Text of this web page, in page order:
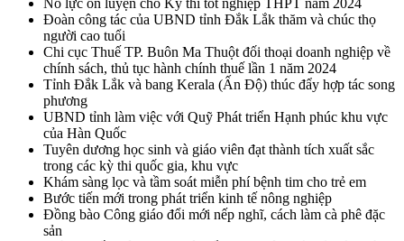
Nỗ lực ôn luyện cho Kỳ thi tốt nghiệp THPT năm 2024
Đoàn công tác của UBND tỉnh Đắk Lắk thăm và chúc thọ
người cao tuổi
Chi cục Thuế TP. Buôn Ma Thuột đối thoại doanh nghiệp về
chính sách, thủ tục hành chính thuế lần 1 năm 2024
Tỉnh Đắk Lắk và bang Kerala (Ấn Độ) thúc đẩy hợp tác song
phương
UBND tỉnh làm việc với Quỹ Phát triển Hạnh phúc khu vực
của Hàn Quốc
Tuyên dương học sinh và giáo viên đạt thành tích xuất sắc
trong các kỳ thi quốc gia, khu vực
Khám sàng lọc và tầm soát miễn phí bệnh tim cho trẻ em
Bước tiến mới trong phát triển kinh tế nông nghiệp
Đồng bào Công giáo đổi mới nếp nghĩ, cách làm cà phê đặc
sản